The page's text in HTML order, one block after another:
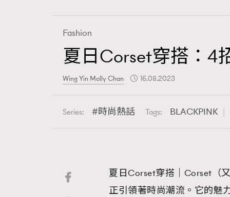
Fashion
Art
Wellness
Fashion
夏日Corset穿搭：4
Wing Yin Molly Chan 16.08.2023
Series: 時尚熱話 Tags: BLACKPINK
夏日Corset穿搭｜Corset（
正引領著時尚潮流。它的魅